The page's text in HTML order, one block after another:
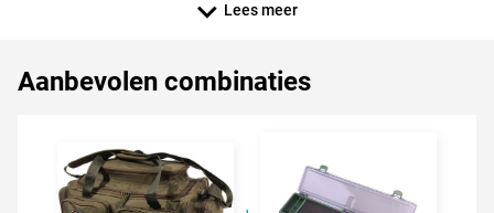
Kortom: een perfecte keuze voor de visser die op zoek is naar een
Lees meer
Aanbevolen combinaties